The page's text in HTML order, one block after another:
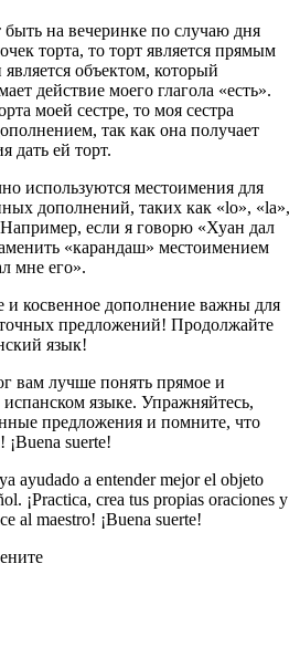
на вечеринке по случаю дня
торта, то торт является прямым
объектом, который
действие моего глагола «есть».
моей сестре, то моя сестра
так как она получает
дать ей торт.
используются местоимения для
дополнений, таких как «lo», «la»,
если я говорю «Хуан дал
«карандаш» местоимением
мне его».
и косвенное дополнение важны для
предложений! Продолжайте
язык!
вам лучше понять прямое и
языке. Упражняйтесь,
предложения и помните, что
¡Buena suerte!
ayudado a entender mejor el objeto
¡Practica, crea tus propias oraciones y
al maestro! ¡Buena suerte!